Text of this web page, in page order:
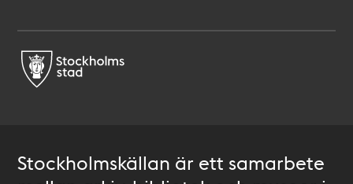
Stockholmskällan är ett samarbete